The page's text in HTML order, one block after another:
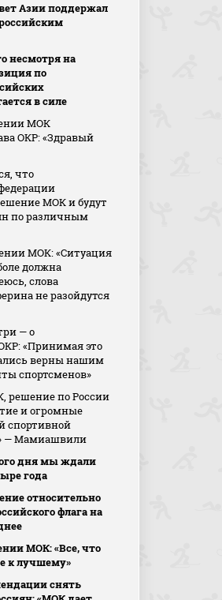
Азии поддержал
несмотря на
по
в силе
МОК
ОКР: «Здравый
что
МОК и будут
по различным
МОК: «Ситуация
должна
слова
не разойдутся
— о
«Принимая это
верны нашим
спортсменов»
решение по России
и огромные
спортивной
— Мамиашвили
дня мы ждали
года
относительно
флага на
МОК: «Все, что
к лучшему»
снять